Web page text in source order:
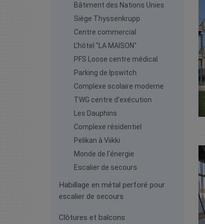
Bâtiment des Nations Unies
Siège Thyssenkrupp
Centre commercial
L'hôtel "LA MAISON"
PFS Loose centre médical
Parking de Ipswitch
Complexe scolaire moderne
TWG centre d'exécution
Les Dauphins
Complexe résidentiel
Pelikan à Viikki
Monde de l'énergie
Escalier de secours
Habillage en métal perforé pour
escalier de secours
Clôtures et balcons